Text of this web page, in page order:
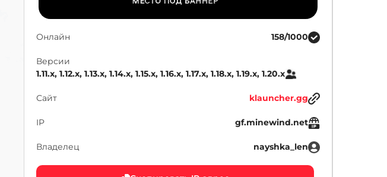
Онлайн 158/1000
Версии
1.11.x, 1.12.x, 1.13.x, 1.14.x, 1.15.x, 1.16.x, 1.17.x, 1.18.x, 1.19.x, 1.20.x
Сайт klauncher.gg
IP gf.minewind.net
Владелец nayshka_len